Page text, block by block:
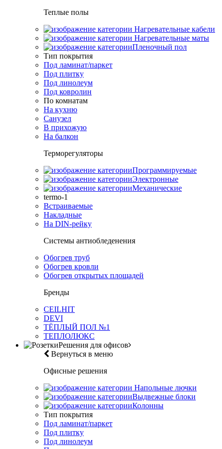
Теплые полы
Нагревательные кабели
Нагревательные маты
Пленочный пол
Тип покрытия
Под ламинат/паркет
Под плитку
Под линолеум
Под ковролин
По комнатам
На кухню
Санузел
В прихожую
На балкон
Терморегуляторы
Программируемые
Электронные
Механические
termo-1
Встраиваемые
Накладные
На DIN-рейку
Системы антиобледенения
Обогрев труб
Обогрев кровли
Обогрев открытых площадей
Бренды
CEILHIT
DEVI
ТЁПЛЫЙ ПОЛ №1
ТЕПЛОЛЮКС
Решения для офисов
Вернуться в меню
Офисные решения
Напольные лючки
Выдвежные блоки
Колонны
Тип покрытия
Под ламинат/паркет
Под плитку
Под линолеум